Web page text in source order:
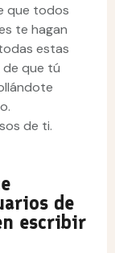
que todos
te hagan
estas
de que tú
de ti.
de
escribir